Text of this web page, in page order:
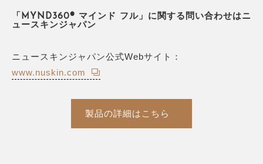
「MYND360® マインド フル」に関する問い合わせはニ
ュースキンジャパン
ニュースキンジャパン公式Webサイト：
www.nuskin.com
製品の詳細はこちら